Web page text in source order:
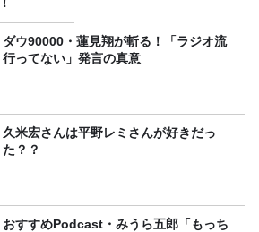
ダウ90000・蓮見翔が斬る！「ラジオ流
行ってない」発言の真意
久米宏さんは平野レミさんが好きだっ
た？？
おすすめPodcast・みうら五郎「もっち